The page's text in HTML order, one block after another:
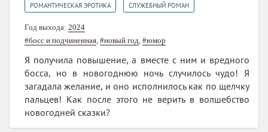
РОМАНТИЧЕСКАЯ ЭРОТИКА СЛУЖЕБНЫЙ РОМАН
Год выхода: 2024
#босс и подчиненная #новый год #юмор
Я получила повышение, а вместе с ним и вредного
босса, но в новогоднюю ночь случилось чудо! Я
загадала желание, и оно исполнилось как по щелчку
пальцев! Как после этого не верить в волшебство
новогодней сказки?